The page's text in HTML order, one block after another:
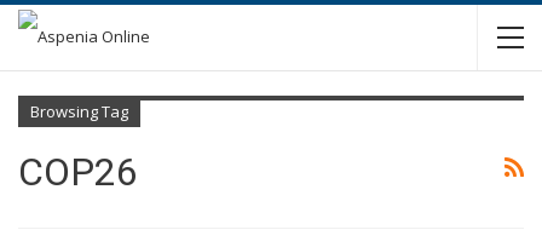
Browsing Tag
COP26